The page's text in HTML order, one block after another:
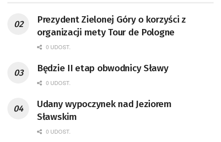
Prezydent Zielonej Góry o korzyści z
organizacji mety Tour de Pologne
0 UDOST.
Będzie II etap obwodnicy Sławy
0 UDOST.
Udany wypoczynek nad Jeziorem
Sławskim
0 UDOST.